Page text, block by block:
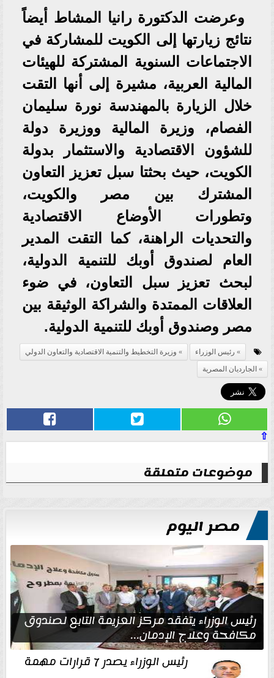
وعرضت الدكتورة رانيا المشاط أيضاً
نتائج زيارتها إلى الكويت للمشاركة في
الاجتماعات السنوية المشتركة للهيئات
المالية العربية، مشيرة إلى أنها التقت
خلال الزيارة بالمهندسة نورة سليمان
الفصام، وزيرة المالية ووزيرة دولة
للشؤون الاقتصادية والاستثمار بدولة
الكويت، حيث بحثتا سبل تعزيز التعاون
المشترك بين مصر والكويت،
وتطورات الأوضاع الاقتصادية
والتحديات الراهنة، كما التقت المدير
العام لصندوق أوبك للتنمية الدولية،
لبحث تعزيز سبل التعاون، في ضوء
العلاقات الممتدة والشراكة الوثيقة بين
مصر وصندوق أوبك للتنمية الدولية.
رئيس الوزراء
وزيرة التخطيط والتنمية الاقتصادية والتعاون الدولي
الجارديان المصرية
⇧
موضوعات متعلقة
مصر اليوم
رئيس الوزراء يتفقد مركز العزيمة التابع لصندوق
مكافحة وعلاج الإدمان...
رئيس الوزراء يصدر 7 قرارات مهمة